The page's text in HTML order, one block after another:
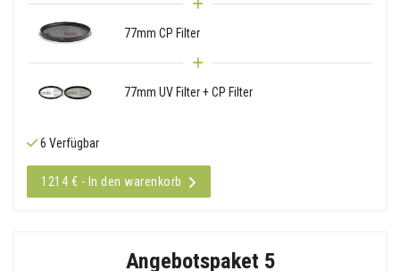
77mm CP Filter
77mm UV Filter + CP Filter
6 Verfügbar
1214 € - In den warenkorb
Angebotspaket 5